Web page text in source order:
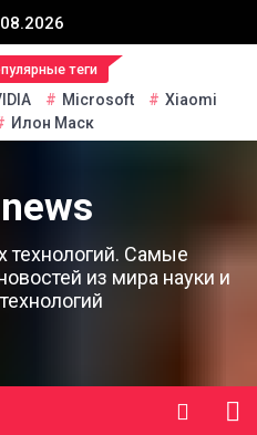
теги
Microsoft
Xiaomi
Илон Маск
технологий. Самые
из мира науки и